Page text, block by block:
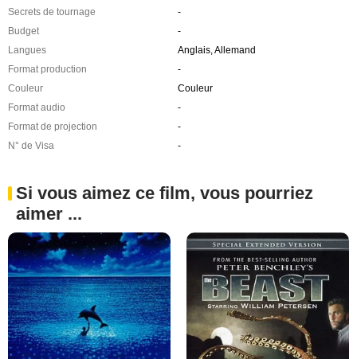
Secrets de tournage
-
Budget
-
Langues
Anglais, Allemand
Format production
-
Couleur
Couleur
Format audio
-
Format de projection
-
N° de Visa
-
Si vous aimez ce film, vous pourriez
aimer ...